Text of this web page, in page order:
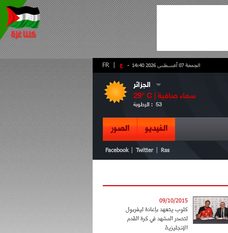
- ع FR الجمعة 07 أغسطس 2026 14:40
الجزائر
29° C | سماء صافية
الرطوبة : 53
الفيديو الصور
Facebook Twitter Rss
09/10/2015
كلوب يتعهد بإعادة ليفربول
لتصدر المشهد في كرة القدم
الإنجليزية